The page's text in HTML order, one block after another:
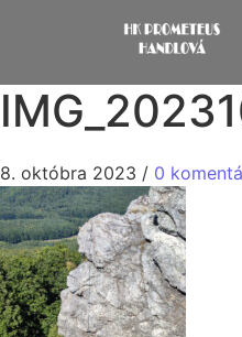
8. októbra 2023 / 0